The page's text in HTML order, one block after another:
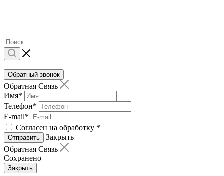
Обратный звонок
Обратная Связь
Имя*
Телефон*
E-mail*
Согласен на обработку *
Отправить
Закрыть
Обратная Связь
Сохранено
Закрыть